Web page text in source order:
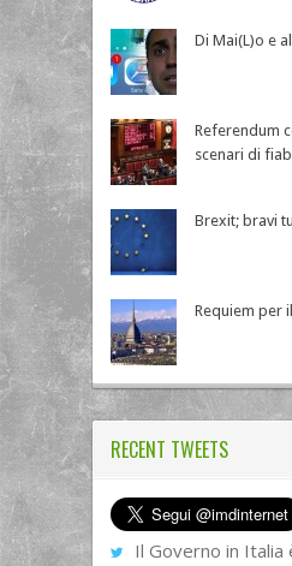
Di Mai(L)o e
Referendum
scenari di
Brexit; bravi
Requiem per
RECENT TWEETS
Il Governo in Italia